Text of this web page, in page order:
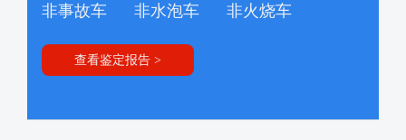
非事故车 非水泡车 非火烧车
查看鉴定报告 >